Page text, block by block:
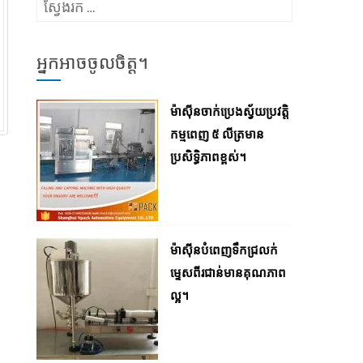
អ្នកអាចចូលចិត្ត។
ម៉ាស៊ីនចាក់ប្រេងស្វ័យប្រវត្តិ
កម្មពេញ ៥ លីត្រមាន
ប្រសិទ្ធិភាពខ្ពស់។
ម៉ាស៊ីនបំពេញទឹកជ្រលក់
ម្ទេសពីរជាន់មានគុណភាព
ល្អ។